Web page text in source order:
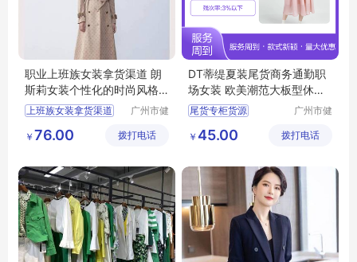
职业上班族女装拿货渠道 朗
斯莉女装个性化的时尚风格
广州服装市场
上班族女装拿货渠道
广州服装市场
广州市健
限公司
￥ 76.00 拨打电话
DT蒂缇夏装尾货商务通勤职
场女装 欧美潮范大板型休闲
风
尾货专柜货源
商务通勤职场女装
广州市健
限公司
￥ 45.00 拨打电话